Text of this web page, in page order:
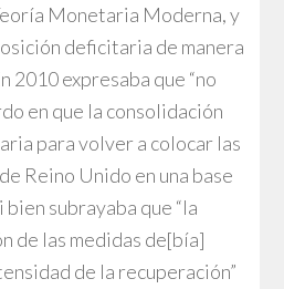
Monetaria Moderna, y
deficitaria de manera
2010 expresaba que “no
en que la consolidación
para volver a colocar las
Reino Unido en una base
bien subrayaba que “la
de las medidas de[bía]
de la recuperación”